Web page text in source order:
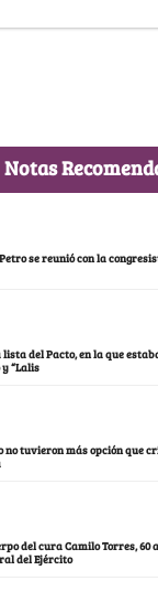
Notas
se reunió con la
del Pacto, en la que
“Lalis
no tuvieron más opción que
del cura Camilo Torres, 60
del Ejército